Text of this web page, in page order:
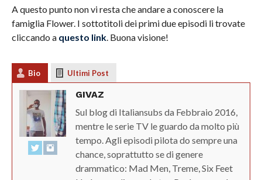
A questo punto non vi resta che andare a conoscere la
famiglia Flower. I sottotitoli dei primi due episodi li trovate
cliccando a questo link. Buona visione!
Bio Ultimi Post
GIVAZ
Sul blog di Italiansubs da Febbraio 2016,
mentre le serie TV le guardo da molto più
tempo. Agli episodi pilota do sempre una
chance, soprattutto se di genere
drammatico: Mad Men, Treme, Six Feet